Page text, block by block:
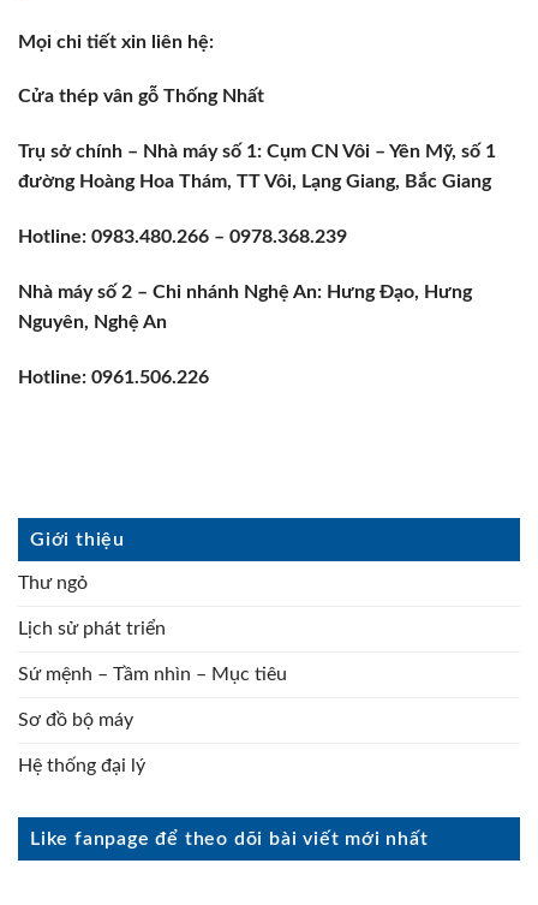
Mọi chi tiết xin liên hệ:
Cửa thép vân gỗ Thống Nhất
Trụ sở chính – Nhà máy số 1: Cụm CN Vôi – Yên Mỹ, số 1
đường Hoàng Hoa Thám, TT Vôi, Lạng Giang, Bắc Giang
Hotline: 0983.480.266 – 0978.368.239
Nhà máy số 2 – Chi nhánh Nghệ An: Hưng Đạo, Hưng
Nguyên, Nghệ An
Hotline: 0961.506.226
Giới thiệu
Thư ngỏ
Lịch sử phát triển
Sứ mệnh – Tầm nhìn – Mục tiêu
Sơ đồ bộ máy
Hệ thống đại lý
Like fanpage để theo dõi bài viết mới nhất